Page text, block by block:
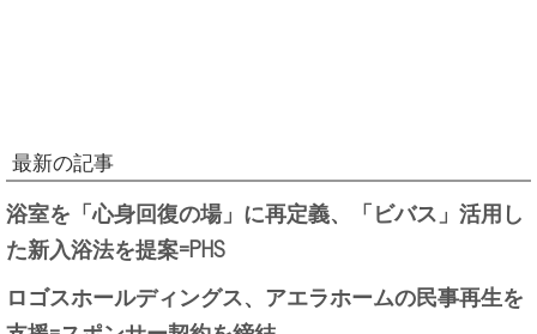
最新の記事
浴室を「心身回復の場」に再定義、「ビバス」活用し
た新入浴法を提案=PHS
ロゴスホールディングス、アエラホームの民事再生を